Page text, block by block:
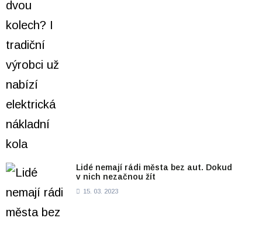
Lidé nemají rádi města bez aut. Dokud
v nich nezačnou žít
15. 03. 2023